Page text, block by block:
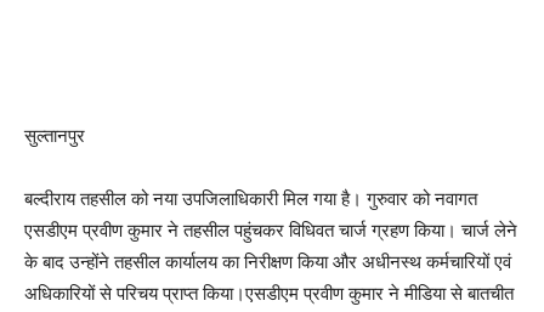
सुल्तानपुर
बल्दीराय तहसील को नया उपजिलाधिकारी मिल गया है। गुरुवार को नवागत
एसडीएम प्रवीण कुमार ने तहसील पहुंचकर विधिवत चार्ज ग्रहण किया। चार्ज लेने
के बाद उन्होंने तहसील कार्यालय का निरीक्षण किया और अधीनस्थ कर्मचारियों एवं
अधिकारियों से परिचय प्राप्त किया।एसडीएम प्रवीण कुमार ने मीडिया से बातचीत